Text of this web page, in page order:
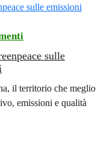
sulle
il territorio che meglio
emissioni e qualità